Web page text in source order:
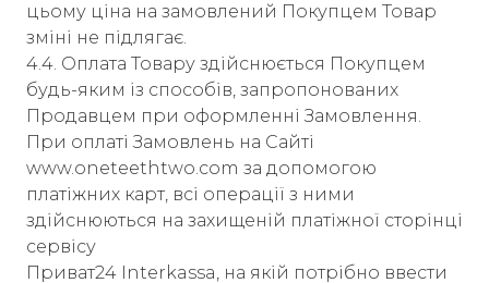
цьому ціна на замовлений Покупцем Товар
зміні не підлягає.
4.4. Оплата Товару здійснюється Покупцем
будь-яким із способів, запропонованих
Продавцем при оформленні Замовлення.
При оплаті Замовлень на Сайті
www.oneteethtwo.com за допомогою
платіжних карт, всі операції з ними
здійснюються на захищеній платіжної сторінці
сервісу
Приват24 Interkassa, на якій потрібно ввести